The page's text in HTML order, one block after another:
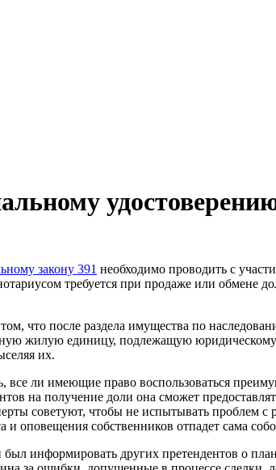
закону 391 необходимо проводить с
требуется при продаже или обмене
что после раздела имущества по
жилую единицу, подлежащую
их.
все ли имеющие право воспользоваться
на получение доли она сможет
советуют, чтобы не испытывать проблем
и оповещения собственников отпадет сама
информировать других претендентов о